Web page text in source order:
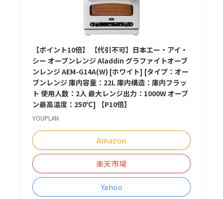
【ポイント10倍】 【代引不可】日本エー・アイ・
シー オーブンレンジ Aladdin グラファイトオーブ
ンレンジ AEM-G14A(W) [ホワイト] [タイプ：オー
ブンレンジ 庫内容量：22L 庫内構造：庫内フラッ
ト 使用人数：2人 最大レンジ出力：1000W オーブ
ン最高温度：250℃] 【P10倍】
YOUPLAN
Amazon
楽天市場
Yahoo